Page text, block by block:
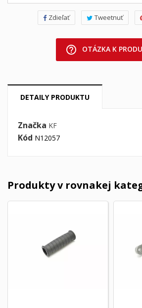
Zdieľať Tweetnuť
help_outline OTÁZKA K
DETAILY PRODUKTU
Značka KF
Kód N12057
Produkty v rovnakej